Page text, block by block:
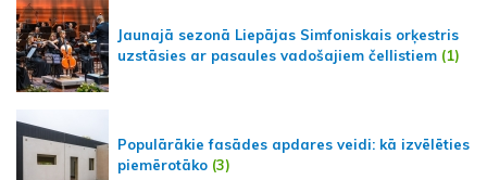
Jaunajā sezonā Liepājas Simfoniskais orķestris
uzstāsies ar pasaules vadošajiem čellistiem (1)
Populārākie fasādes apdares veidi: kā izvēlēties
piemērotāko (3)